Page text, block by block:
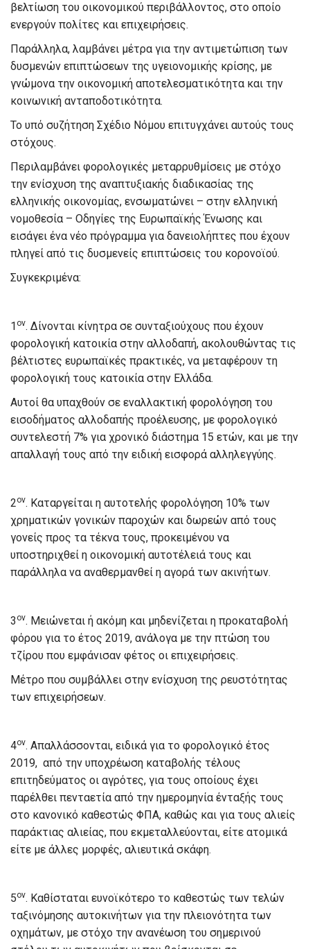
βελτίωση του οικονομικού περιβάλλοντος, στο οποίο
ενεργούν πολίτες και επιχειρήσεις.
Παράλληλα, λαμβάνει μέτρα για την αντιμετώπιση των
δυσμενών επιπτώσεων της υγειονομικής κρίσης, με
γνώμονα την οικονομική αποτελεσματικότητα και την
κοινωνική ανταποδοτικότητα.
Το υπό συζήτηση Σχέδιο Νόμου επιτυγχάνει αυτούς τους
στόχους.
Περιλαμβάνει φορολογικές μεταρρυθμίσεις με στόχο
την ενίσχυση της αναπτυξιακής διαδικασίας της
ελληνικής οικονομίας, ενσωματώνει – στην ελληνική
νομοθεσία – Οδηγίες της Ευρωπαϊκής Ένωσης και
εισάγει ένα νέο πρόγραμμα για δανειολήπτες που έχουν
πληγεί από τις δυσμενείς επιπτώσεις του κορονοϊού.
Συγκεκριμένα:
1 ον. Δίνονται κίνητρα σε συνταξιούχους που έχουν
φορολογική κατοικία στην αλλοδαπή, ακολουθώντας τις
βέλτιστες ευρωπαϊκές πρακτικές, να μεταφέρουν τη
φορολογική τους κατοικία στην Ελλάδα.
Αυτοί θα υπαχθούν σε εναλλακτική φορολόγηση του
εισοδήματος αλλοδαπής προέλευσης, με φορολογικό
συντελεστή 7% για χρονικό διάστημα 15 ετών, και με την
απαλλαγή τους από την ειδική εισφορά αλληλεγγύης.
2ον. Καταργείται η αυτοτελής φορολόγηση 10% των
χρηματικών γονικών παροχών και δωρεών από τους
γονείς προς τα τέκνα τους, προκειμένου να
υποστηριχθεί η οικονομική αυτοτέλειά τους και
παράλληλα να αναθερμανθεί η αγορά των ακινήτων.
3 ον. Μειώνεται ή ακόμη και μηδενίζεται η προκαταβολή
φόρου για το έτος 2019, ανάλογα με την πτώση του
τζίρου που εμφάνισαν φέτος οι επιχειρήσεις.
Μέτρο που συμβάλλει στην ενίσχυση της ρευστότητας
των επιχειρήσεων.
4ον. Απαλλάσσονται, ειδικά για το φορολογικό έτος
2019, από την υποχρέωση καταβολής τέλους
επιτηδεύματος οι αγρότες, για τους οποίους έχει
παρέλθει πενταετία από την ημερομηνία ένταξής τους
στο κανονικό καθεστώς ΦΠΑ, καθώς και για τους αλιείς
παράκτιας αλιείας, που εκμεταλλεύονται, είτε ατομικά
είτε με άλλες μορφές, αλιευτικά σκάφη.
5ον. Καθίσταται ευνοϊκότερο το καθεστώς των τελών
ταξινόμησης αυτοκινήτων για την πλειονότητα των
οχημάτων, με στόχο την ανανέωση του σημερινού